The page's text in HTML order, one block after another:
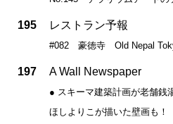
195 レストラン予報
#082 豪徳寺 Old Nepal
197 A Wall Newspaper
● スキーマ建築計画が老舗銭
ほしよりこが描いた壁画も！